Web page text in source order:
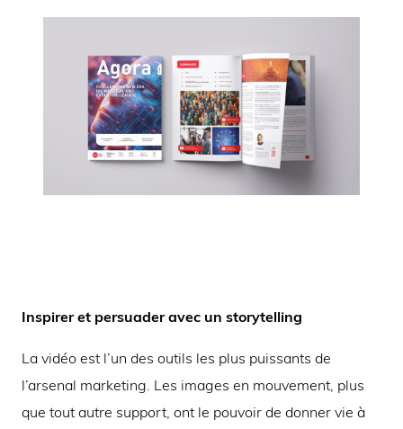
Inspirer et persuader avec un storytelling
La vidéo est l’un des outils les plus puissants de
l’arsenal marketing. Les images en mouvement, plus
que tout autre support, ont le pouvoir de donner vie à